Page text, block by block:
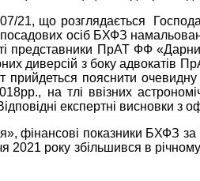
21, що розглядається
осіб БХФЗ
представники ПрАТ ФФ
диверсій з боку адвокатів
пояснити очевидну
на тлі ввізних
експертні висновки
фінансові показники БХФЗ за
2021 року збільшився в